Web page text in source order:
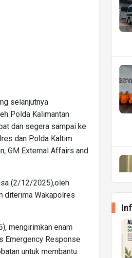
selanjutnya
Polda Kalimantan
dan segera sampai ke
dan Polda Kaltim
GM External Affairs and
(2/12/2025),oleh
diterima Wakapolres
mengirimkan enam
Emergency Response
untuk membantu